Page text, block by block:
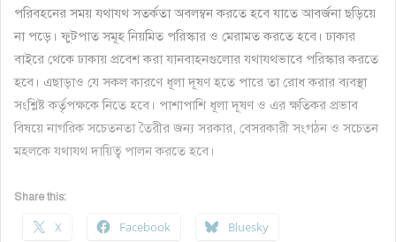
পরিবহনের সময় যথাযথ সতর্কতা অবলম্বন করতে হবে যাতে আবর্জনা ছড়িয়ে
না পড়ে। ফুটপাত সমূহ নিয়মিত পরিস্কার ও মেরামত করতে হবে। ঢাকার
বাইরে থেকে ঢাকায় প্রবেশ করা যানবাহনগুলোর যথাযথভাবে পরিস্কার করতে
হবে। এছাড়াও যে সকল কারণে ধূলা দূষণ হতে পারে তা রোধ করার ব্যবস্থা
সংশ্লিষ্ট কর্তৃপক্ষকে নিতে হবে। পাশাপাশি ধূলা দূষণ ও এর ক্ষতিকর প্রভাব
বিষয়ে নাগরিক সচেতনতা তৈরীর জন্য সরকার, বেসরকারী সংগঠন ও সচেতন
মহলকে যথাযথ দায়িত্ব পালন করতে হবে।
Share this:
X Facebook Bluesky